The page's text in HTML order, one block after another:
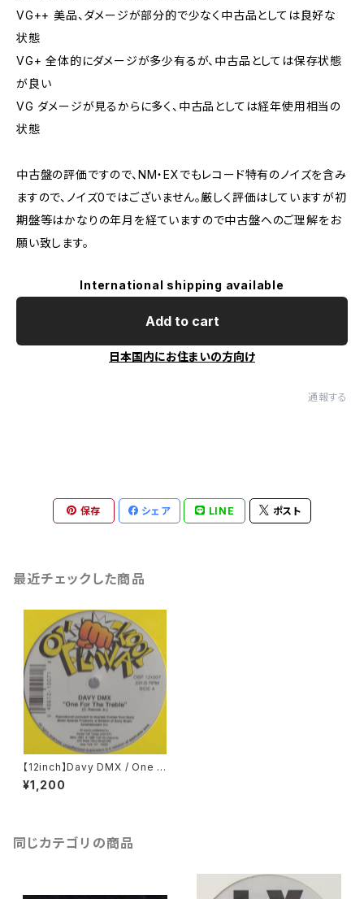
VG++ 美品、ダメージが部分的で少なく中古品としては良好な
状態
VG+ 全体的にダメージが多少有るが、中古品としては保存状態
が良い
VG ダメージが見るからに多く、中古品としては経年使用相当の
状態
中古盤の評価ですので、NM・EXでもレコード特有のノイズを含み
ますので、ノイズ0ではございません。厳しく評価はしていますが初
期盤等はかなりの年月を経ていますので中古盤へのご理解をお
願い致します。
International shipping available
Add to cart
日本国内にお住まいの方向け
通報する
保存 シェア LINE ポスト
最近チェックした商品
【12inch】Davy DMX / One F
or The Treble / Davy's Scr
atch
¥1,200
同じカテゴリの商品